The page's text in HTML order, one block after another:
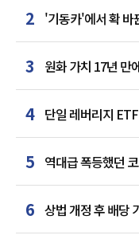
2 '기동카'에서 확
카드사 경쟁
3 원화 가치 17년 만
4 단일 레버리지
5 역대급 폭등했던
급락
6 상법 개정 후 배
최다'